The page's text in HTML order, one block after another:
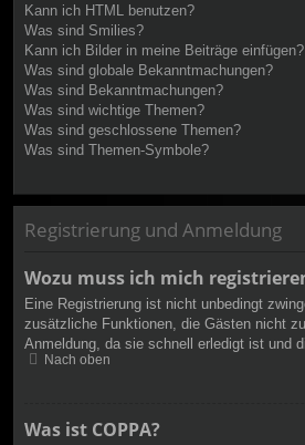
Kann ich HTML benutzen?
Was sind Smilies?
Kann ich Bilder in meine Beiträge einfügen?
Was sind globale Bekanntmachungen?
Was sind Bekanntmachungen?
Was sind wichtige Themen?
Was sind geschlossene Themen?
Was sind Themen-Symbole?
Registrierung und Anmeldung
Wozu muss ich mich
Eine Registrierung ist nicht unbedingt
zusätzliche Funktionen, die Gästen nicht
Anmeldung, da sie schnell erledigt ist und
Nach oben
Was ist COPPA?